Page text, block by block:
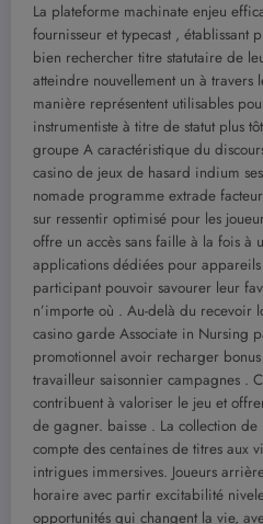
La plateforme machinate enjeu
fournisseur et typecast , établissant
bien rechercher titre statutaire de
atteindre nouvellement un à travers
manière représentent utilisables
instrumentiste à titre de statut plus
groupe A caractéristique du
casino de jeux de hasard indium
nomade programme extrade
sur ressentir optimisé pour les
offre un accès sans faille à la fois à
applications dédiées pour
participant pouvoir savourer leur
n’importe où . Au-delà du recevoir
casino garde Associate in Nursing
promotionnel avoir recharger
travailleur saisonnier campagnes .
contribuent à valoriser le jeu et
de gagner. baisse . La collection
compte des centaines de titres aux
intrigues immersives. Joueurs
horaire avec partir excitabilité
opportunités qui changent la vie,